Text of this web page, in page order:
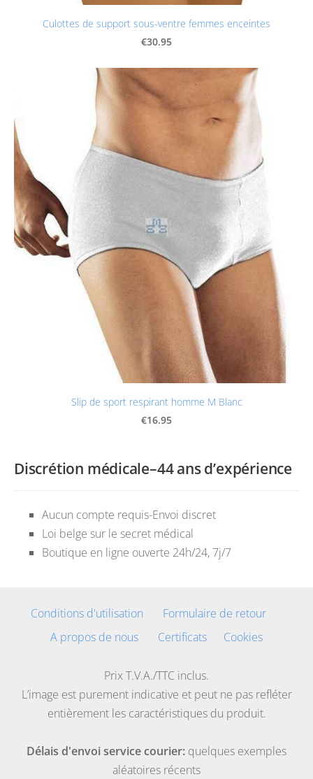
Discrétion médicale–44 ans d’expérience
Aucun compte requis-Envoi discret
Loi belge sur le secret médical
Boutique en ligne ouverte 24h/24, 7j/7
Culottes de support sous-ventre femmes enceintes
€30.95
Slip de sport respirant homme M Blanc
€16.95
Conditions d'utilisation
Formulaire de retour
A propos de nous
Certificats Cookies
Prix T.V.A./TTC inclus.
L’image est purement indicative et peut ne pas refléter
entièrement les caractéristiques du produit.
Délais d'envoi service courier: quelques exemples
aléatoires récents